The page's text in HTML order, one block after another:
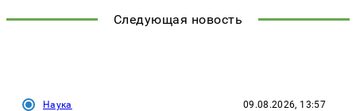
Следующая новость
Наука 09.08.2026, 13:57